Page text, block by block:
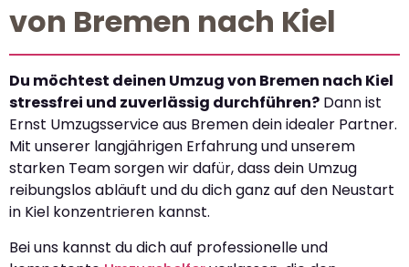
von Bremen nach Kiel
Du möchtest deinen Umzug von Bremen nach Kiel
stressfrei und zuverlässig durchführen? Dann ist
Ernst Umzugsservice aus Bremen dein idealer Partner.
Mit unserer langjährigen Erfahrung und unserem
starken Team sorgen wir dafür, dass dein Umzug
reibungslos abläuft und du dich ganz auf den Neustart
in Kiel konzentrieren kannst.
Bei uns kannst du dich auf professionelle und